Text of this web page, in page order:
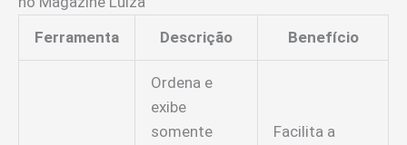
Ferramenta
Descrição Benefício
Ordena e
exibe
somente
Facilita a